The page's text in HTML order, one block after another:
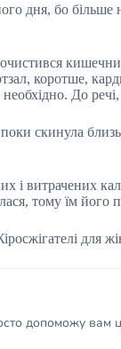
дня, бо
коротше,
До
скинула
витрачених
тому їм
для
допоможу вам